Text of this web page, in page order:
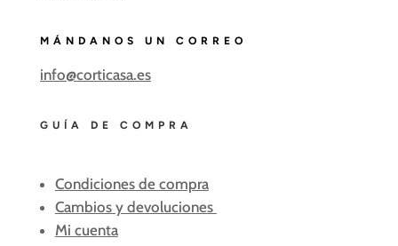
MÁNDANOS UN CORREO
info@corticasa.es
GUÍA DE COMPRA
Condiciones de compra
Cambios y devoluciones
Mi cuenta